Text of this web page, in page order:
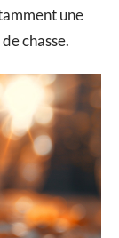
une
chasse.